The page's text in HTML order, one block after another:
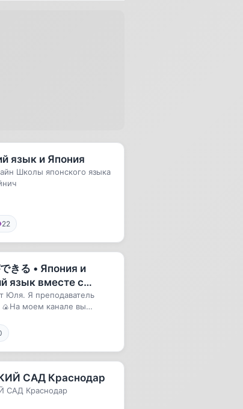
язык и Япония
Школы японского языка
22
きる • Япония и
язык вместе с
Юля. Я преподаватель
🍙На моем канале вы
САД Краснодар
САД Краснодар